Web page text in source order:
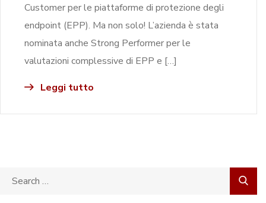
Customer per le piattaforme di protezione degli
endpoint (EPP). Ma non solo! L’azienda è stata
nominata anche Strong Performer per le
valutazioni complessive di EPP e […]
Leggi tutto